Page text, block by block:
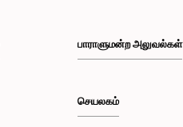
பாராளுமன்ற அலுவல்கள்
செயலகம்